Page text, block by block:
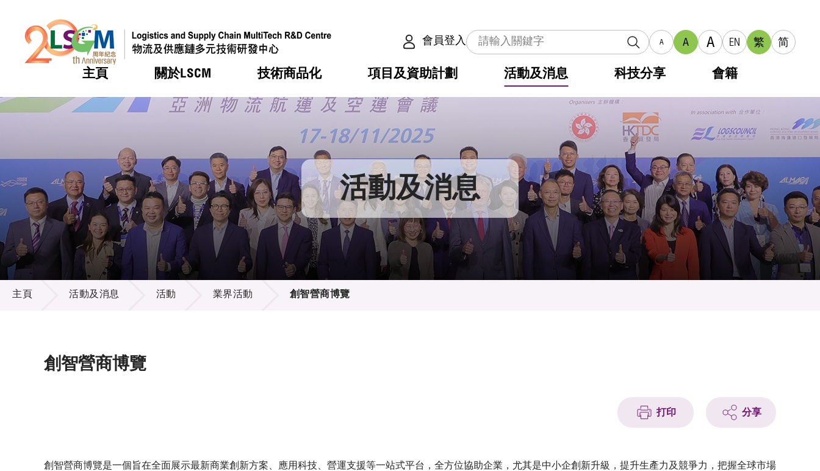
會員登入 A A A EN 繁 简
主頁 關於LSCM
熱門 機構簡介
組織架構
組織架構
董事局
研究顧問
招標通告
技術商品化
熱門 服務
可獲授權之技術
應用於公共服務之創新技術
重點項目
項目及資助計劃
熱門 合作計劃
資助計劃
資助計劃
稅務優惠
申請
評審
徵求研發項目計劃書
項目資料庫
活動及消息
熱門 活動
獎項
新聞中心
媒體報導
新聞稿
資訊中心
多媒體
出版刊物
科技分享 會籍
熱門 會籍及服務
會員列表
會員登入 活動及消息
活動及消息
主頁 活動及消息 活動 業界活動 創智營商博覽
創智營商博覽
打印 分享
創智營商博覽是一個旨在全面展示最新商業創新方案、應用科技、營運支援等一站式平台，全方位協助企業，尤其是中小企創新升級，提升生產力及競爭力，把握全球市場